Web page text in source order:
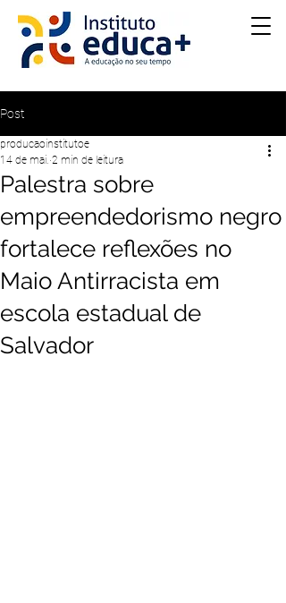
Post
Palestra sobre
empreendedorismo negro
fortalece reflexões no
Maio Antirracista em
escola estadual de
Salvador
producaoinstitutoe
14 de mai. 2 min de leitura